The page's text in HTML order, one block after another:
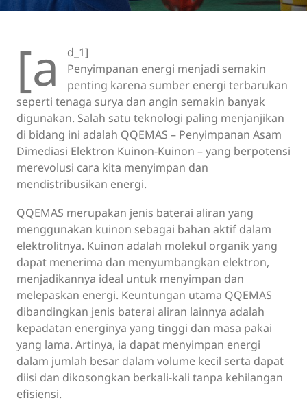
[a
d_1]
Penyimpanan energi menjadi semakin
penting karena sumber energi terbarukan
seperti tenaga surya dan angin semakin banyak
digunakan. Salah satu teknologi paling menjanjikan
di bidang ini adalah QQEMAS – Penyimpanan Asam
Dimediasi Elektron Kuinon-Kuinon – yang berpotensi
merevolusi cara kita menyimpan dan
mendistribusikan energi.
QQEMAS merupakan jenis baterai aliran yang
menggunakan kuinon sebagai bahan aktif dalam
elektrolitnya. Kuinon adalah molekul organik yang
dapat menerima dan menyumbangkan elektron,
menjadikannya ideal untuk menyimpan dan
melepaskan energi. Keuntungan utama QQEMAS
dibandingkan jenis baterai aliran lainnya adalah
kepadatan energinya yang tinggi dan masa pakai
yang lama. Artinya, ia dapat menyimpan energi
dalam jumlah besar dalam volume kecil serta dapat
diisi dan dikosongkan berkali-kali tanpa kehilangan
efisiensi.